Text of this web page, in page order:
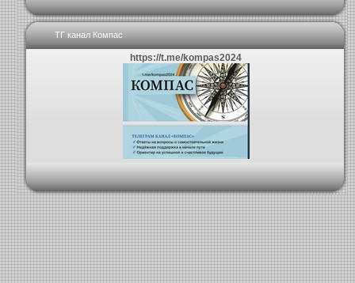
ТГ канал Компас
https://t.me/kompas2024